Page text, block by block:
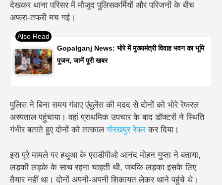
देखकर थाना परिसर में मौजूद पुलिसकर्मियों और परिजनों के बीच
अफरा-तफरी मच गई।
Gopalganj News: भोरे में मुख्यमंत्री विवाह भवन का भूमि
पूजन, जानें पूरी खबर
पुलिस ने बिना समय गंवाए एंबुलेंस की मदद से दोनों को भोरे रेफरल
अस्पताल पहुंचाया। वहां प्राथमिक उपचार के बाद डॉक्टरों ने स्थिति
गंभीर बताते हुए दोनों को तत्कालगोरखपुर रेफरकर दिया।
इस पूरे मामले पर हथुआ के एसडीपीओ आनंद मोहन गुप्ता ने बताया,
लड़की लड़के के साथ रहना चाहती थी, जबकि लड़का इसके लिए
तैयार नहीं था। दोनों अपनी-अपनी शिकायत लेकर थाने पहुंचे थे।